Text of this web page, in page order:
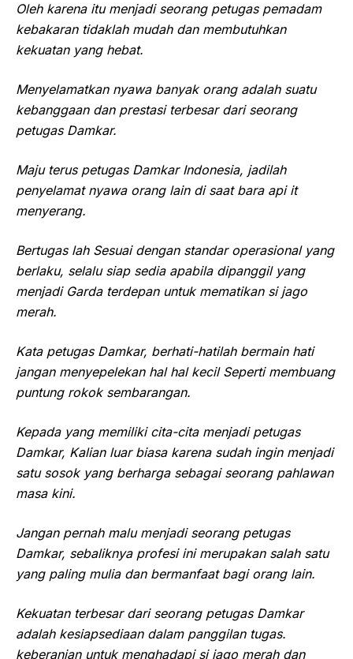
Oleh karena itu menjadi seorang petugas pemadam
kebakaran tidaklah mudah dan membutuhkan
kekuatan yang hebat.
Menyelamatkan nyawa banyak orang adalah suatu
kebanggaan dan prestasi terbesar dari seorang
petugas Damkar.
Maju terus petugas Damkar Indonesia, jadilah
penyelamat nyawa orang lain di saat bara api it
menyerang.
Bertugas lah Sesuai dengan standar operasional yang
berlaku, selalu siap sedia apabila dipanggil yang
menjadi Garda terdepan untuk mematikan si jago
merah.
Kata petugas Damkar, berhati-hatilah bermain hati
jangan menyepelekan hal hal kecil Seperti membuang
puntung rokok sembarangan.
Kepada yang memiliki cita-cita menjadi petugas
Damkar, Kalian luar biasa karena sudah ingin menjadi
satu sosok yang berharga sebagai seorang pahlawan
masa kini.
Jangan pernah malu menjadi seorang petugas
Damkar, sebaliknya profesi ini merupakan salah satu
yang paling mulia dan bermanfaat bagi orang lain.
Kekuatan terbesar dari seorang petugas Damkar
adalah kesiapsediaan dalam panggilan tugas.
keberanian untuk menghadapi si jago merah dan